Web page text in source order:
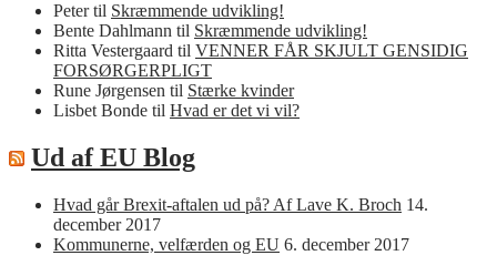
Petertil Skræmmende udvikling!
Bente Dahlmann til Skræmmende udvikling!
Ritta Vestergaard til VENNER FÅR SKJULT GENSIDIG
FORSØRGERPLIGT
Rune Jørgensen til Stærke kvinder
Lisbet Bonde til Hvad er det vi vil?
Ud af EU Blog
Hvad går Brexit-aftalen ud på? Af Lave K. Broch 14.
december 2017
Kommunerne, velfærden og EU 6. december 2017